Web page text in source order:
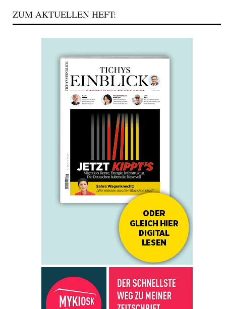
ZUM AKTUELLEN HEFT: